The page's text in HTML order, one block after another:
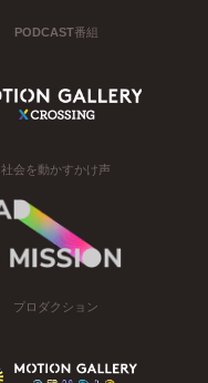
PODCAST番組
社会を動かすかけ声
プロダクション